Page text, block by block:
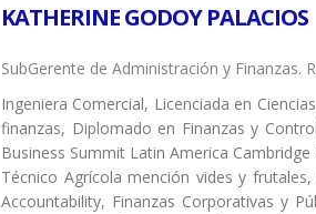
KATHERINE GODOY PALACIOS
SubGerente de Administración y Finanzas.
Ingeniera Comercial, Licenciada en
finanzas, Diplomado en Finanzas y
Business Summit Latin America
Técnico Agrícola mención vides y
Accountability, Finanzas Corporativas y